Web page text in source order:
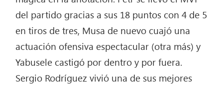
del partido gracias a sus 18 puntos con 4 de 5
en tiros de tres, Musa de nuevo cuajó una
actuación ofensiva espectacular (otra más) y
Yabusele castigó por dentro y por fuera.
Sergio Rodríguez vivió una de sus mejores